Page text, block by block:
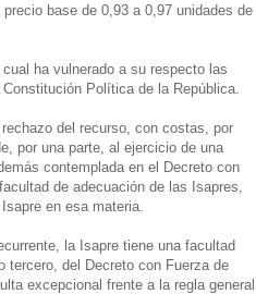
base de 0,93 a 0,97 unidades de
ha vulnerado a su respecto las
Política de la República.
del recurso, con costas, por
por una parte, al ejercicio de una
contemplada en el Decreto con
de adecuación de las Isapres,
en esa materia.
la Isapre tiene una facultad
tercero, del Decreto con Fuerza de
excepcional frente a la regla general